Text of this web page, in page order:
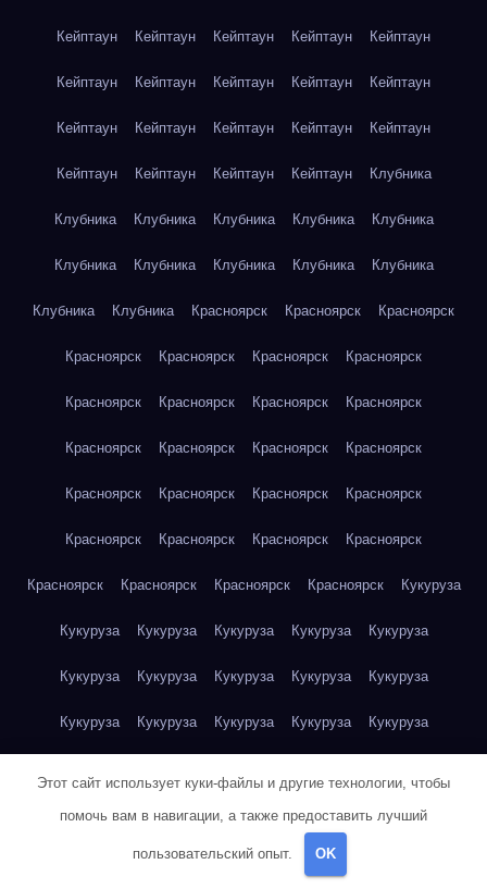
Кейптаун Кейптаун Кейптаун Кейптаун Кейптаун
Кейптаун Кейптаун Кейптаун Кейптаун Кейптаун
Кейптаун Кейптаун Кейптаун Кейптаун Кейптаун
Кейптаун Кейптаун Кейптаун Кейптаун Клубника
Клубника Клубника Клубника Клубника Клубника
Клубника Клубника Клубника Клубника Клубника
Клубника Клубника Красноярск Красноярск Красноярск
Красноярск Красноярск Красноярск Красноярск
Красноярск Красноярск Красноярск Красноярск
Красноярск Красноярск Красноярск Красноярск
Красноярск Красноярск Красноярск Красноярск
Красноярск Красноярск Красноярск Красноярск
Красноярск Красноярск Красноярск Красноярск Кукуруза
Кукуруза Кукуруза Кукуруза Кукуруза Кукуруза
Кукуруза Кукуруза Кукуруза Кукуруза Кукуруза
Кукуруза Кукуруза Кукуруза Кукуруза Кукуруза
Куриная грудка Куриная грудка Куриная грудка
Куриная грудка Куриная грудка Куриная грудка
Этот сайт использует куки-файлы и другие технологии, чтобы
помочь вам в навигации, а также предоставить лучший
пользовательский опыт. OK